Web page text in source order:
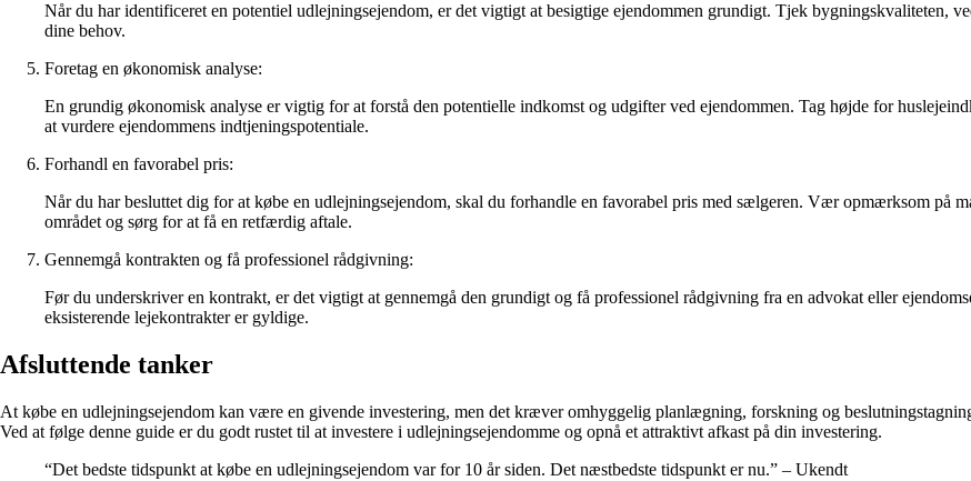
Når du har identificeret en potentiel udlejningsejendom, er det vigtigt at besigtige ejendommen grundigt. Tjek bygningskvaliteten,
dine behov.
Foretag en økonomisk analyse:
En grundig økonomisk analyse er vigtig for at forstå den potentielle indkomst og udgifter ved ejendommen. Tag højde for
at vurdere ejendommens indtjeningspotentiale.
Forhandl en favorabel pris:
Når du har besluttet dig for at købe en udlejningsejendom, skal du forhandle en favorabel pris med sælgeren. Vær opmærksom på
området og sørg for at få en retfærdig aftale.
Gennemgå kontrakten og få professionel rådgivning:
Før du underskriver en kontrakt, er det vigtigt at gennemgå den grundigt og få professionel rådgivning fra en advokat eller
eksisterende lejekontrakter er gyldige.
Afsluttende tanker
At købe en udlejningsejendom kan være en givende investering, men det kræver omhyggelig planlægning, forskning og
Ved at følge denne guide er du godt rustet til at investere i udlejningsejendomme og opnå et attraktivt afkast på din investering.
“Det bedste tidspunkt at købe en udlejningsejendom var for 10 år siden. Det næstbedste tidspunkt er nu.” – Ukendt